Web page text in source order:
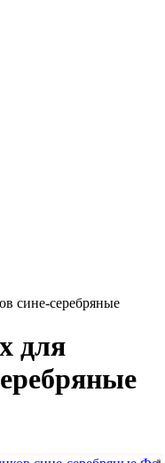
сине-серебряные
для